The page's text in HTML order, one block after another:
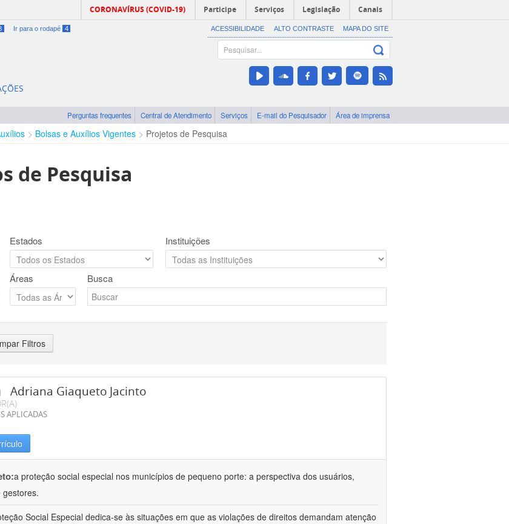
CORONAVÍRUS (COVID-19) Participe Serviços Legislação Canais
Ir para o rodapé 4 ACESSIBILIDADE ALTO CONTRASTE MAPA DO SITE
Perguntas frequentes Central de Atendimento Serviços E-mail do Pesquisador Área de imprensa
Bolsas e Auxílios Vigentes Projetos de Pesquisa
de Pesquisa
Estados Instituições
Áreas Busca
Filtros
Adriana Giaqueto Jacinto
APLICADAS
a proteção social especial nos municípios de pequeno porte: a perspectiva dos usuários,
Social Especial dedica-se às situações em que as violações de direitos demandam atenção